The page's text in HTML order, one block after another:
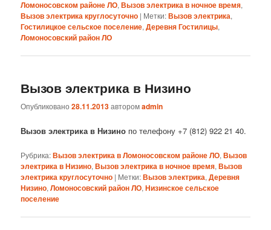
Ломоносовском районе ЛО,Вызов электрика в ночное время,
Вызов электрика круглосуточно | Метки:Вызов электрика,
Гостилицкое сельское поселение,Деревня Гостилицы,
Ломоносовский район ЛО
Вызов электрика в Низино
Опубликовано28.11.2013авторомadmin
Вызов электрика в Низино по телефону +7 (812) 922 21 40.
Рубрика:Вызов электрика в Ломоносовском районе ЛО,Вызов
электрика в Низино,Вызов электрика в ночное время,Вызов
электрика круглосуточно | Метки:Вызов электрика,Деревня
Низино,Ломоносовский район ЛО,Низинское сельское
поселение